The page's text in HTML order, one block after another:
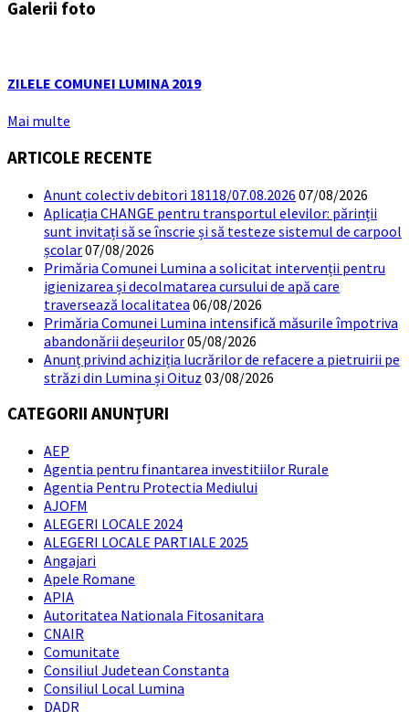
Galerii foto
ZILELE COMUNEI LUMINA 2019
Mai multe
ARTICOLE RECENTE
Anunt colectiv debitori 18118/07.08.2026 07/08/2026
Aplicația CHANGE pentru transportul elevilor: părinții
sunt invitați să se înscrie și să testeze sistemul de carpool
școlar07/08/2026
Primăria Comunei Lumina a solicitat intervenții pentru
igienizarea și decolmatarea cursului de apă care
traversează localitatea 06/08/2026
Primăria Comunei Lumina intensifică măsurile împotriva
abandonării deșeurilor05/08/2026
Anunț privind achiziția lucrărilor de refacere a pietruirii pe
străzi din Lumina și Oituz 03/08/2026
CATEGORII ANUNȚURI
AEP
Agentia pentru finantarea investitiilor Rurale
Agentia Pentru Protectia Mediului
AJOFM
ALEGERI LOCALE 2024
ALEGERI LOCALE PARTIALE 2025
Angajari
Apele Romane
APIA
Autoritatea Nationala Fitosanitara
CNAIR
Comunitate
Consiliul Judetean Constanta
Consiliul Local Lumina
DADR